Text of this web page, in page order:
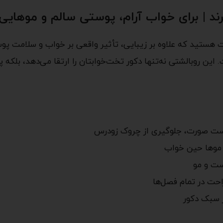
| برای خواب آرام، پوستی سالم و
هستید که علاوه بر زیبایی، تأثیر واقعی بر خواب و
این روبالشتی نه‌تنها دکور تخت‌خوابتان را ارتقا می‌دهد،
صورت، جلوگیری از چروک زودرس
حین خواب
و مو
در تمام فصل‌ها
سبک دکور